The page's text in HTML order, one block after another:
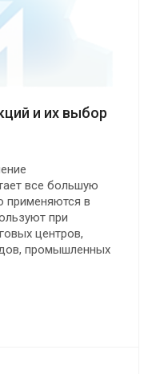
и их выбор
все большую
применяются в
при
центров,
промышленных